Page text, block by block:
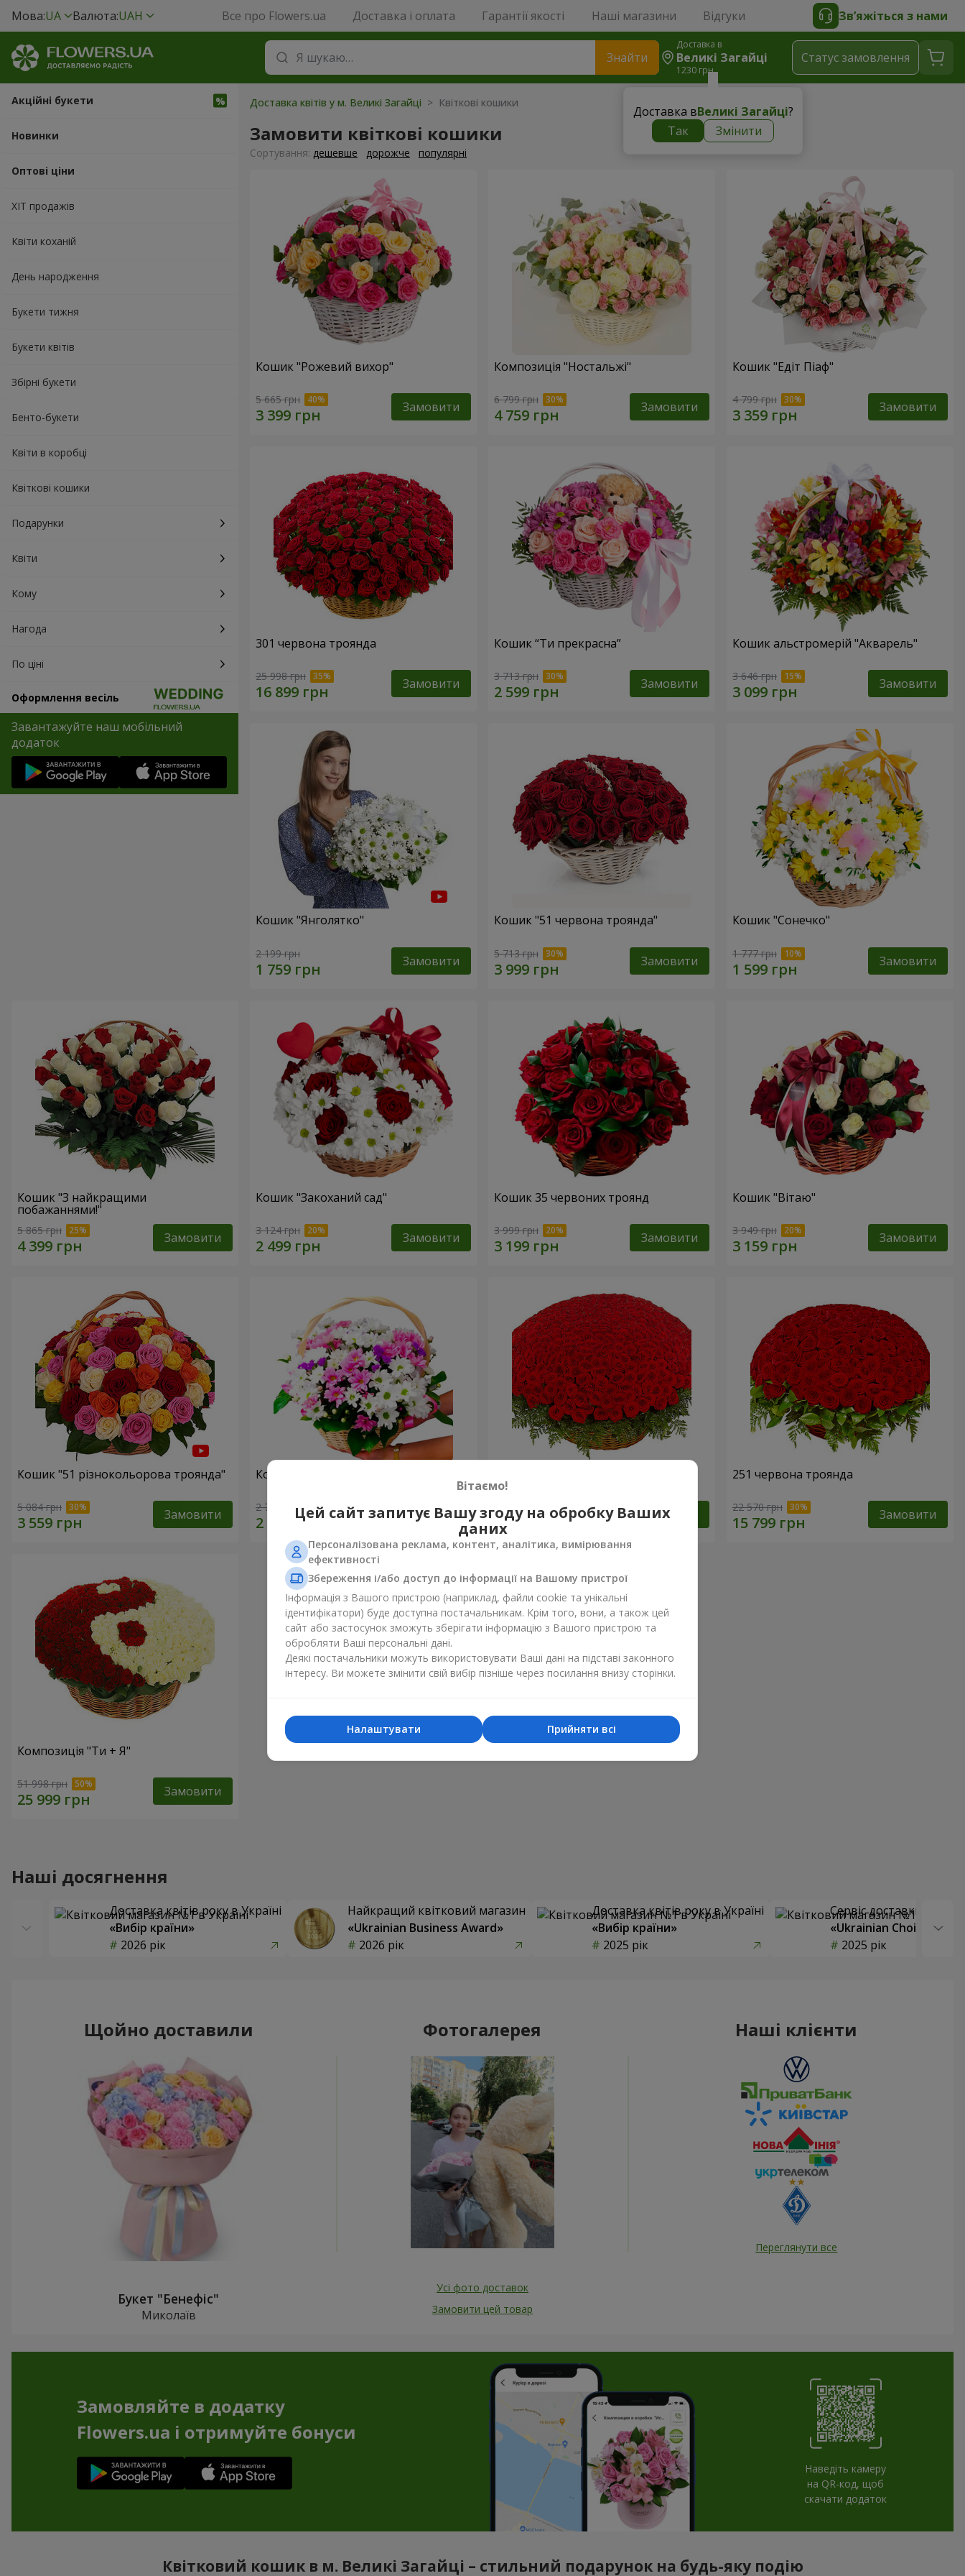
Мова:UA Валюта:UAH Все про Flowers.ua Доставка і оплата Гарантії якості Наші магазини Відгуки Зв’яжіться з нами
Знайти
Доставка в
Великі Загайці
1230 грн
Доставка вВеликі Загайці?
Так
Змінити
Статус замовлення
Акційні букети
Новинки
Оптові ціни
ХІТ продажів
Квіти коханій
День народження
Букети тижня
Букети квітів
Збірні букети
Бенто-букети
Квіти в коробці
Квіткові кошики
Подарунки
Квіти
Кому
Нагода
По ціні
Оформлення весіль
Завантажуйте наш мобільний
додаток
Доставка квітів у м. Великі Загайці > Квіткові кошики
Замовити квіткові кошики
Сортування: дешевше дорожче популярні
Кошик "Рожевий вихор"
5 665 грн Замовити
Композиція "Ностальжі"
6 799 грн Замовити
Кошик "Едіт Піаф"
4 799 грн Замовити
301 червона троянда
25 998 грн Замовити
Кошик “Ти прекрасна”
3 713 грн Замовити
Кошик альстромерій "Акварель"
3 646 грн Замовити
Кошик "Янголятко"
2 199 грн Замовити
Кошик "51 червона троянда"
5 713 грн Замовити
Кошик "Сонечко"
1 777 грн Замовити
Кошик "З найкращими
побажаннями!"
5 865 грн Замовити
Кошик "Закоханий сад"
3 124 грн Замовити
Кошик 35 червоних троянд
3 999 грн Замовити
Кошик "Вітаю"
3 949 грн Замовити
Кошик "51 різнокольорова троянда"
5 084 грн Замовити
Кошик хризантем "Яскрава галявина"
2 705 грн Замовити 52 107 грн Замовити
251 червона троянда
22 570 грн Замовити
Композиція "Ти + Я"
51 998 грн Замовити
Наші досягнення
Доставка квітів року в Україні
«Вибір країни»
2026 рік
Найкращий квітковий магазин
«Ukrainian Business Award»
2026 рік
Доставка квітів року в Україні
«Вибір країни»
2025 рік
Сервіс доставки квітів
«Ukrainian Choice»
2025 рік
Щойно доставили
Букет "Бенефіс"
Миколаїв
Фотогалерея
Усі фото доставок
Замовити цей товар
Наші клієнти
Переглянути все
Замовляйте в додатку
Flowers.ua і отримуйте бонуси
Наведіть камеру
на QR-код, щоб
скачати додаток
Квітковий кошик в м. Великі Загайці – стильний подарунок на будь-яку подію
Вітаємо!
Цей сайт запитує Вашу згоду на обробку Ваших
даних
Персоналізована реклама, контент, аналітика, вимірювання
ефективності
Збереження і/або доступ до інформації на Вашому пристрої
Інформація з Вашого пристрою (наприклад, файли cookie та унікальні
ідентифікатори) буде доступна постачальникам. Крім того, вони, а також цей
сайт або застосунок зможуть зберігати інформацію з Вашого пристрою та
обробляти Ваші персональні дані.
Деякі постачальники можуть використовувати Ваші дані на підставі законного
інтересу. Ви можете змінити свій вибір пізніше через посилання внизу сторінки.
Прийняти всі
Налаштувати